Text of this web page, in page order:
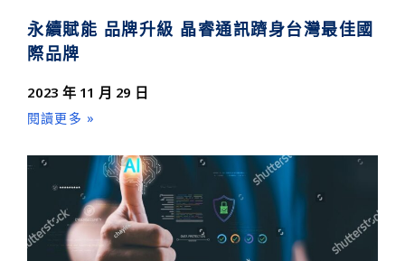
永續賦能 品牌升級 晶睿通訊躋身台灣最佳國
際品牌
2023 年 11 月 29 日
閱讀更多 »